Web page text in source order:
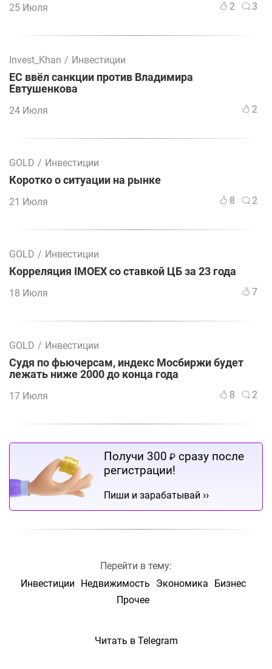
25 Июля 2 3
Invest_Khan / Инвестиции
ЕС ввёл санкции против Владимира
Евтушенкова
24 Июля 2
GOLD / Инвестиции
Коротко о ситуации на рынке
21 Июля 8 2
GOLD / Инвестиции
Корреляция IMOEX со ставкой ЦБ за 23 года
18 Июля 7
GOLD / Инвестиции
Судя по фьючерсам, индекс Мосбиржи будет
лежать ниже 2000 до конца года
17 Июля 8 2
Получи 300 ₽ сразу после
регистрации!
Пиши и зарабатывай ››
Перейти в тему:
Инвестиции
Недвижимость Экономика
Бизнес
Прочее
Читать в Telegram